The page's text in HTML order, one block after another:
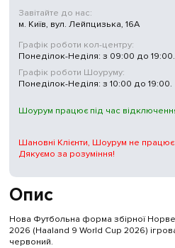
Опис
Нова Футбольна форма збірної
2026 (Haaland 9 World Cup 2026)
червоний.
Завітайте до нас:
м. Київ, вул. Лейпцизька, 16А
Графік роботи кол-центру:
Понеділок-Неділя: з 09:00 до 19:00.
Графік роботи Шоуруму:
Понеділок-Неділя: з 10:00 до 19:00.
Шоурум працює під час
Шановні Клієнти, Шоурум не працює
Дякуємо за розуміння!